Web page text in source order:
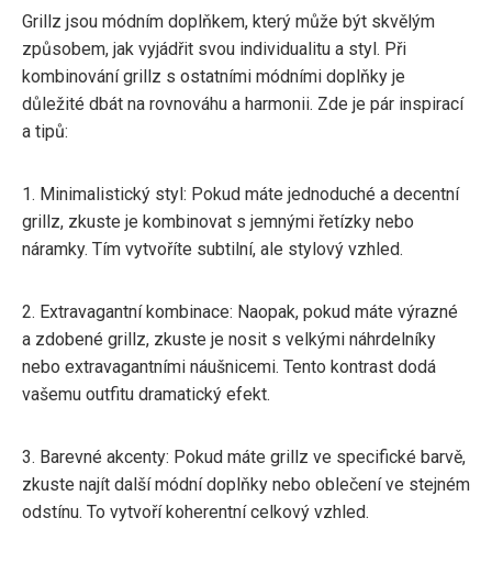
Grillz jsou módním doplňkem, který může být skvělým
způsobem, jak vyjádřit svou individualitu a styl. Při
kombinování grillz s ostatními módními doplňky je
důležité dbát na rovnováhu a harmonii. Zde je pár inspirací
a tipů:
1. Minimalistický styl: Pokud máte jednoduché a decentní
grillz, zkuste je kombinovat s jemnými řetízky nebo
náramky. Tím vytvoříte subtilní, ale stylový vzhled.
2. Extravagantní kombinace: Naopak, pokud máte výrazné
a zdobené grillz, zkuste je nosit s velkými náhrdelníky
nebo extravagantními náušnicemi. Tento kontrast dodá
vašemu outfitu dramatický efekt.
3. Barevné akcenty: Pokud máte grillz ve specifické barvě,
zkuste najít další módní doplňky nebo oblečení ve stejném
odstínu. To vytvoří koherentní celkový vzhled.